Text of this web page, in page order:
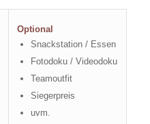
Optional
Snackstation / Essen
Fotodoku / Videodoku
Teamoutfit
Siegerpreis
uvm.